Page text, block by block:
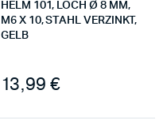
HELM 101, LOCH Ø 8 MM,
M6 X 10, STAHL VERZINKT,
GELB
13,99 €